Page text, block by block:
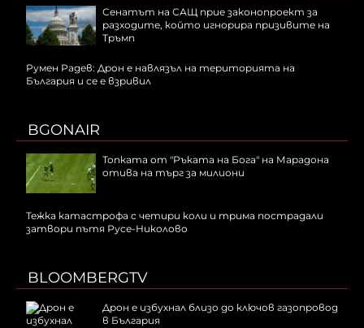
Сенатът на САЩ прие законопроект за
разходите, който игнорира призивите на
Тръмп
Румен Радев: Дрон е навлязъл на територията на
България и се е взривил
BGONAIR
Топката от "Ръката на Бога" на Марадона
отива на търг за милиони
Тежка катастрофа с четири коли и трима пострадали
затвори пътя Русе-Николово
BLOOMBERGTV
Дрон е избухнал близо до ключов газопровод
в България